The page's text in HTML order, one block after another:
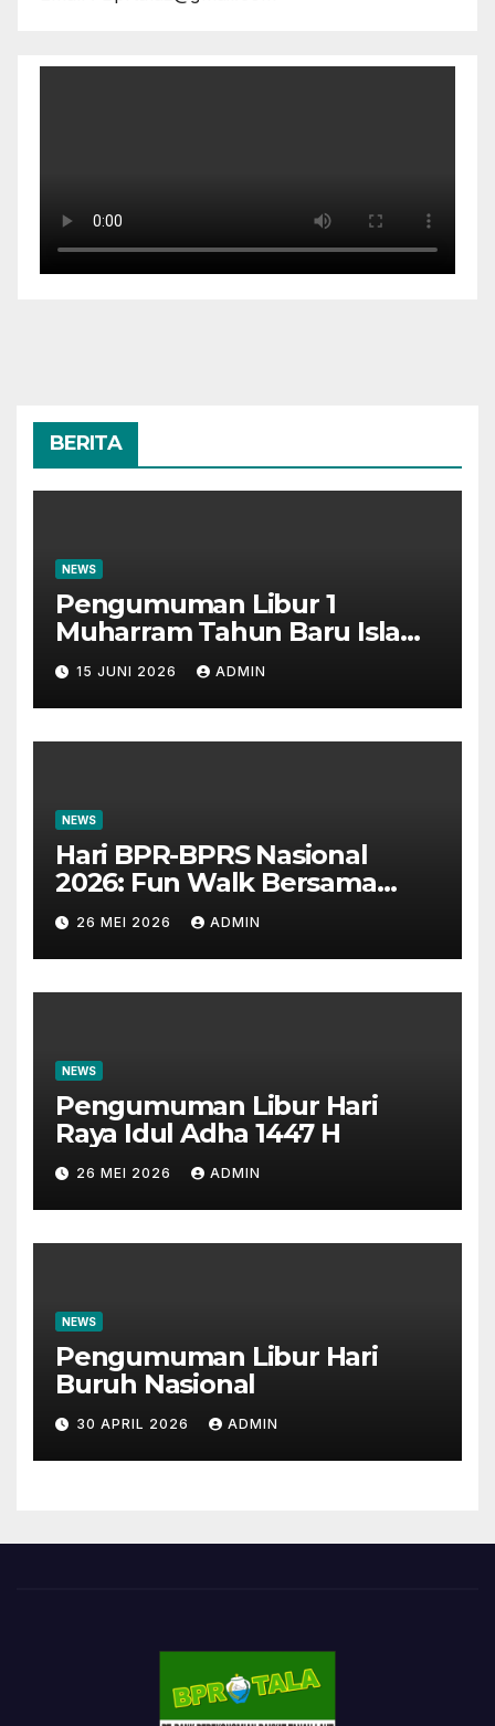
BERITA
NEWS
Pengumuman Libur 1
Muharram Tahun Baru Islam
1448H
15 JUNI 2026 ADMIN
NEWS
Hari BPR-BPRS Nasional
2026: Fun Walk Bersama
Masyarakat dan Insan
Perbankan
26 MEI 2026 ADMIN
NEWS
Pengumuman Libur Hari
Raya Idul Adha 1447 H
26 MEI 2026 ADMIN
NEWS
Pengumuman Libur Hari
Buruh Nasional
30 APRIL 2026 ADMIN